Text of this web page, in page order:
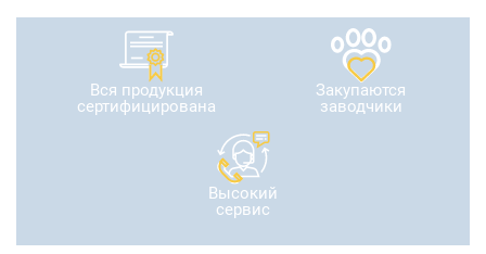
Вся продукция
сертифицирована
Закупаются
заводчики
Высокий
сервис